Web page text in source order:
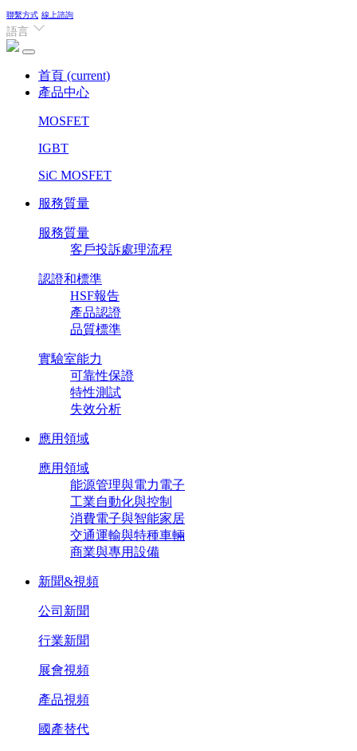
聯繫方式 線上諮詢
語言
首頁 (current)
產品中心
MOSFET
IGBT
SiC MOSFET
服務質量
服務質量
客戶投訴處理流程
認證和標準
HSF報告
產品認證
品質標準
實驗室能力
可靠性保證
特性測試
失效分析
應用領域
應用領域
能源管理與電力電子
工業自動化與控制
消費電子與智能家居
交通運輸與特種車輛
商業與專用設備
新聞&視頻
公司新聞
行業新聞
展會視頻
產品視頻
國產替代